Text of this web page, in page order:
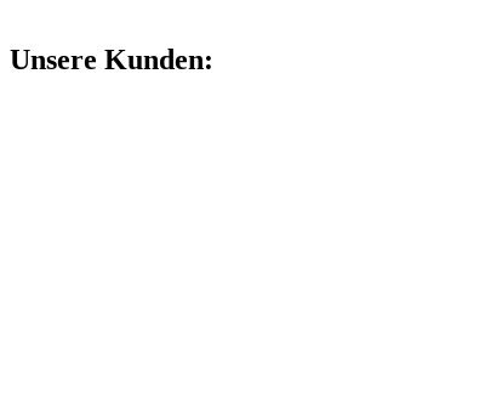
Unsere Kunden: